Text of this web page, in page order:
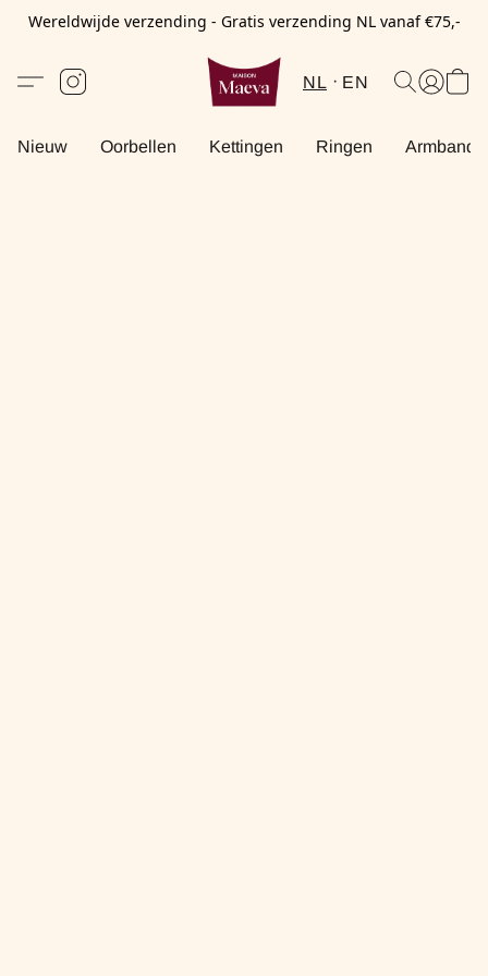
Wereldwijde verzending - Gratis verzending NL vanaf €75,-
NL EN
Nieuw Oorbellen Kettingen Ringen